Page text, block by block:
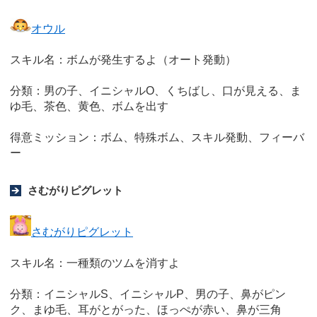
オウル
スキル名：ボムが発生するよ（オート発動）
分類：男の子、イニシャルO、くちばし、口が見える、ま
ゆ毛、茶色、黄色、ボムを出す
得意ミッション：ボム、特殊ボム、スキル発動、フィーバ
ー
さむがりピグレット
さむがりピグレット
スキル名：一種類のツムを消すよ
分類：イニシャルS、イニシャルP、男の子、鼻がピン
ク、まゆ毛、耳がとがった、ほっぺが赤い、鼻が三角